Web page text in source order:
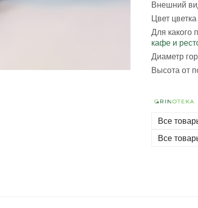
Внешний
Цвет цветка
Для какого
кафе и
Диаметр
Высота от
Все
Все